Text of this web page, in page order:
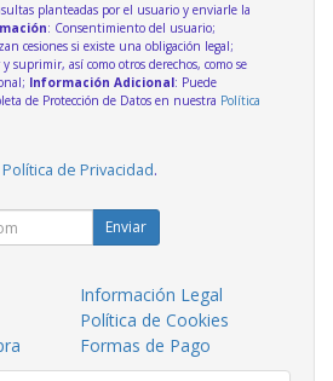
planteadas por el usuario y enviarle la
: Consentimiento del usuario;
cesiones si existe una obligación legal;
suprimir, así como otros derechos, como se
Información Adicional: Puede
de Protección de Datos en nuestra Política
Política de Privacidad.
Enviar
Información Legal
Política de Cookies
Formas de Pago